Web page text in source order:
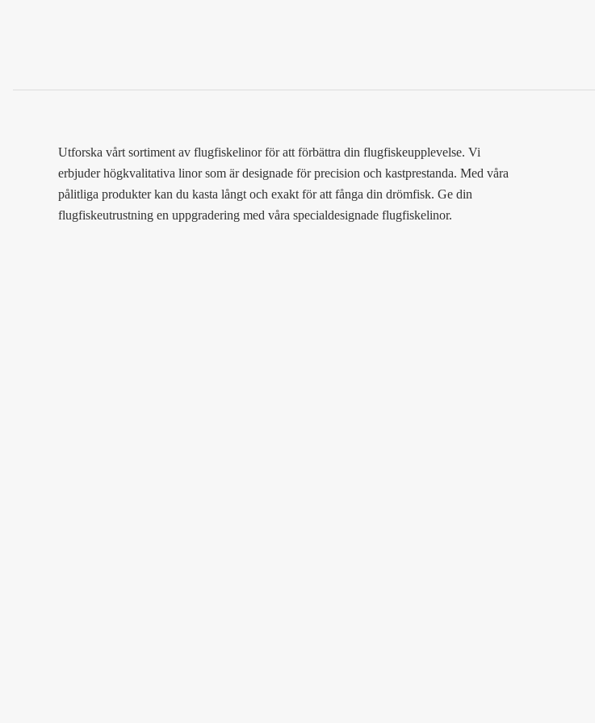
Utforska vårt sortiment av flugfiskelinor för att förbättra din flugfiskeupplevelse. Vi
erbjuder högkvalitativa linor som är designade för precision och kastprestanda. Med våra
pålitliga produkter kan du kasta långt och exakt för att fånga din drömfisk. Ge din
flugfiskeutrustning en uppgradering med våra specialdesignade flugfiskelinor.